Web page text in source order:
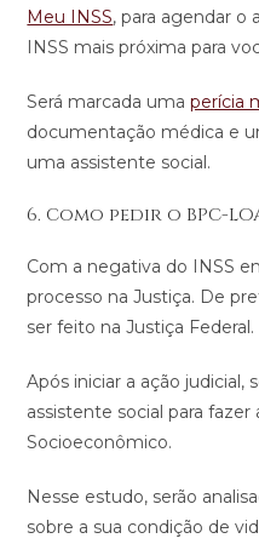
Meu INSS, para agendar o
INSS mais próxima para
Será marcada umaperícia
documentação médica e
uma assistente social.
6. Como pedir o BPC-
Com a negativa do INSS
processo na Justiça. De
ser feito na Justiça Federal.
Após iniciar a ação judicial,
assistente social para
Socioeconômico.
Nesse estudo, serão
sobre a sua condição de